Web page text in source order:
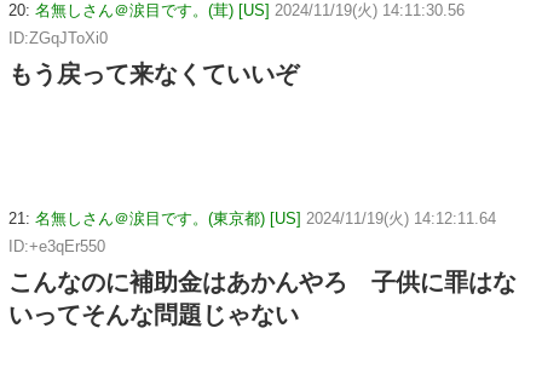
20: 名無しさん＠涙目です。(茸) [US] 2024/11/19(火) 14:11:30.56
ID:ZGqJToXi0
もう戻って来なくていいぞ
21: 名無しさん＠涙目です。(東京都) [US] 2024/11/19(火) 14:12:11.64
ID:+e3qEr550
こんなのに補助金はあかんやろ 子供に罪はな
いってそんな問題じゃない